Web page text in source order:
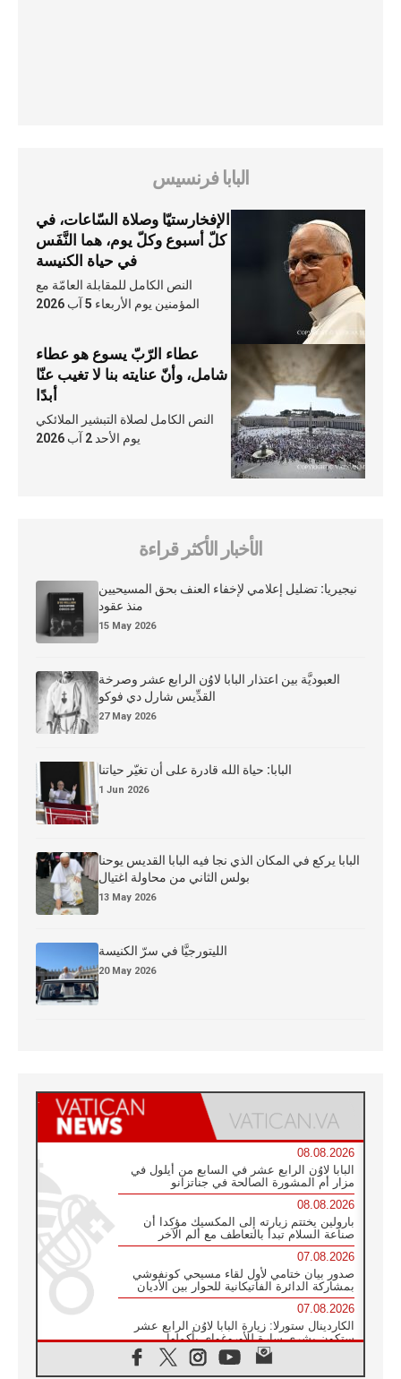
البابا فرنسيس
الإفخارستيّا وصلاة السّاعات، في
كلّ أسبوع وكلّ يوم، هما النَّفَس
في حياة الكنيسة
النص الكامل للمقابلة العامّة مع
المؤمنين يوم الأربعاء 5 آب 2026
عطاء الرّبّ يسوع هو عطاء
شامل، وأنّ عنايته بنا لا تغيب عنّا
أبدًا
النص الكامل لصلاة التبشير الملائكي
يوم الأحد 2 آب 2026
الأخبار الأكثر قراءة
نيجيريا: تضليل إعلامي لإخفاء العنف بحق المسيحيين
منذ عقود
15 May 2026
العبوديَّة بين اعتذار البابا لاوُن الرابع عشر وصرخة
القدِّيس شارل دي فوكو
27 May 2026
البابا: حياة الله قادرة على أن تغيّر حياتنا
1 Jun 2026
البابا يركع في المكان الذي نجا فيه البابا القديس يوحنا
بولس الثاني من محاولة اغتيال
13 May 2026
الليتورجيَّا في سرّ الكنيسة
20 May 2026
08.08.2026
البابا لاوُن الرابع عشر في السابع من أيلول في
مزار أم المشورة الصالحة في جناتزانو
08.08.2026
بارولين يختتم زيارته إلى المكسيك مؤكدا أن
صناعة السلام تبدأ بالتعاطف مع ألم الآخر
07.08.2026
صدور بيان ختامي لأول لقاء مسيحي كونفوشي
بمشاركة الدائرة الفاتيكانية للحوار بين الأديان
07.08.2026
الكاردينال ستورلا: زيارة البابا لاوُن الرابع عشر
ستكون بشرى سارة للأوروغواي بأكملها